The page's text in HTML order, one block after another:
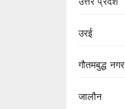
उरई
गौतमबुद्ध नगर
जालौन